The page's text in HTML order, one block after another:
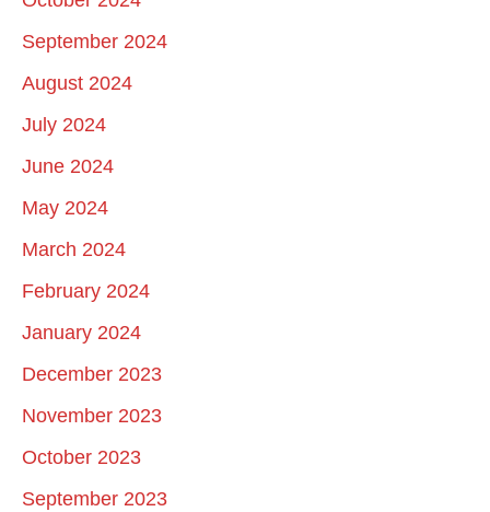
September 2024
August 2024
July 2024
June 2024
May 2024
March 2024
February 2024
January 2024
December 2023
November 2023
October 2023
September 2023